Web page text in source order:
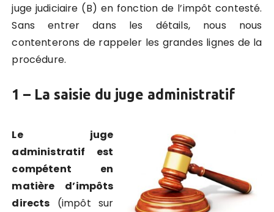
juge judiciaire (B) en fonction de l’impôt contesté.
Sans entrer dans les détails, nous nous
contenterons de rappeler les grandes lignes de la
procédure.
1 – La saisie du juge administratif
Le juge
administratif est
compétent en
matière d’impôts
directs (impôt sur